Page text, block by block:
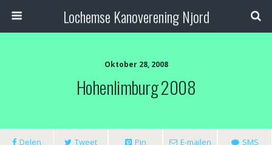
Lochemse Kanoverening Njord
Oktober 28, 2008
Hohenlimburg 2008
Delen Tweet Pin E-mailen SMS